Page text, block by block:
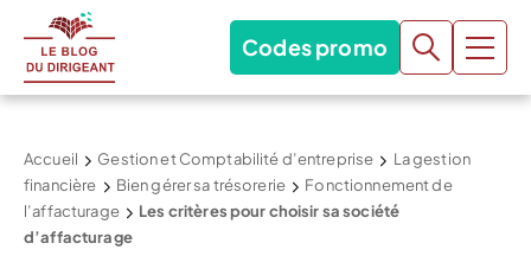
Codes promo
Accueil Gestion et Comptabilité d’entreprise
La gestion
financière
Bien gérer sa trésorerie
Fonctionnement de
l’affacturage
Les critères pour choisir sa société
d’affacturage